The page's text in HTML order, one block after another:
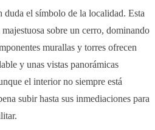
duda el símbolo de la localidad. Esta
sobre un cerro, dominando
murallas y torres ofrecen
y unas vistas panorámicas
el interior no siempre está
subir hasta sus inmediaciones para